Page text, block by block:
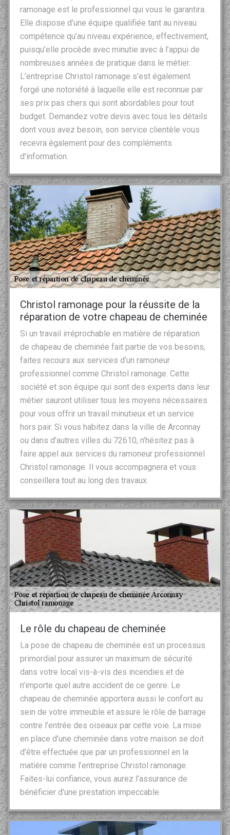
ramonage est le professionnel qui vous le garantira.
Elle dispose d’une équipe qualifiée tant au niveau
compétence qu’au niveau expérience, effectivement,
puisqu’elle procède avec minutie avec à l’appui de
nombreuses années de pratique dans le métier.
L’entreprise Christol ramonage s’est également
forgé une notoriété à laquelle elle est reconnue par
ses prix pas chers qui sont abordables pour tout
budget. Demandez votre devis avec tous les détails
dont vous avez besoin, son service clientèle vous
recevra également pour des compléments
d’information.
Christol ramonage pour la réussite de la
réparation de votre chapeau de cheminée
Si un travail irréprochable en matière de réparation
de chapeau de cheminée fait partie de vos besoins,
faites recours aux services d’un ramoneur
professionnel comme Christol ramonage. Cette
société et son équipe qui sont des experts dans leur
métier sauront utiliser tous les moyens nécessaires
pour vous offrir un travail minutieux et un service
hors pair. Si vous habitez dans la ville de Arconnay
ou dans d’autres villes du 72610, n’hésitez pas à
faire appel aux services du ramoneur professionnel
Christol ramonage. Il vous accompagnera et vous
conseillera tout au long des travaux.
Le rôle du chapeau de cheminée
La pose de chapeau de cheminée est un processus
primordial pour assurer un maximum de sécurité
dans votre local vis-à-vis des incendies et de
n’importe quel autre accident de ce genre. Le
chapeau de cheminée apportera aussi le confort au
sein de votre immeuble et assure le rôle de barrage
contre l’entrée des oiseaux par cette voie. La mise
en place d’une cheminée dans votre maison se doit
d’être effectuée que par un professionnel en la
matière comme l’entreprise Christol ramonage.
Faites-lui confiance, vous aurez l’assurance de
bénéficier d’une prestation impeccable.